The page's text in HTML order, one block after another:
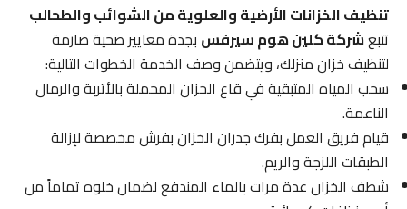
تنظيف الخزانات الأرضية والعلوية من الشوائب والطحالب
تتبعشركة كلين هوم سيرفسبجدة معايير صحية صارمة
لتنظيف خزان منزلك، ويتضمن وصف الخدمة الخطوات التالية:
سحب المياه المتبقية في قاع الخزان المحملة بالأتربة والرمال
الناعمة.
قيام فريق العمل بفرك جدران الخزان بفرش مخصصة لإزالة
الطبقات اللزجة والريم.
شطف الخزان عدة مرات بالماء المندفع لضمان خلوه تماماً من